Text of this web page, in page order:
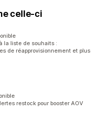
celle-ci
la liste de souhaits :
de réapprovisionnement et plus
restock pour booster AOV